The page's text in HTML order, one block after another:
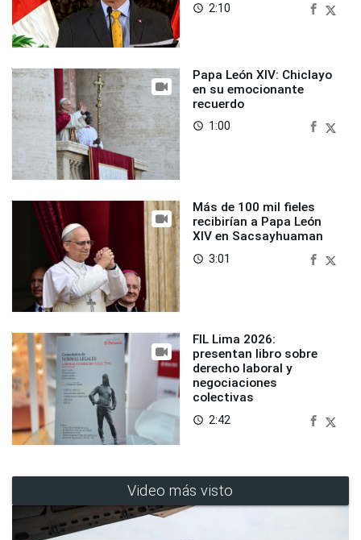
access_time 2:10
Papa León XIV: Chiclayo
en su emocionante
recuerdo
access_time 1:00
Más de 100 mil fieles
recibirían a Papa León
XIV en Sacsayhuaman
access_time 3:01
FIL Lima 2026:
presentan libro sobre
derecho laboral y
negociaciones
colectivas
access_time 2:42
Video más visto